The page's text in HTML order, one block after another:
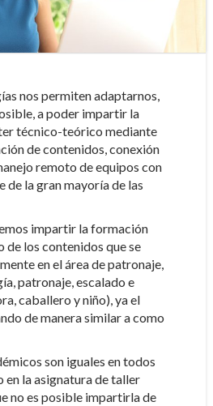
nos permiten adaptarnos,
a poder impartir la
técnico-teórico mediante
de contenidos, conexión
remoto de equipos con
de la gran mayoría de las
impartir la formación
de los contenidos que se
en el área de patronaje,
patronaje, escalado e
caballero y niño), ya el
de manera similar a como
son iguales en todos
en la asignatura de taller
no es posible impartirla de